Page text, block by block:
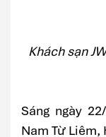
Khách sạn
Sáng ngày
Nam Từ